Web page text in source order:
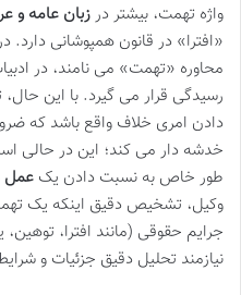
واژه تهمت، بیشتر درزبان عامه و
«افترا» در قانون همپوشانی دارد.
محاوره «تهمت» می نامند، در
رسیدگی قرار می گیرد. با این
دادن امری خلاف واقع باشد که
خدشه دار می کند؛ این در حالی
طور خاص به نسبت دادن یک عمل
وکیل، تشخیص دقیق اینکه یک
جرایم حقوقی (مانند افترا،
نیازمند تحلیل دقیق جزئیات و